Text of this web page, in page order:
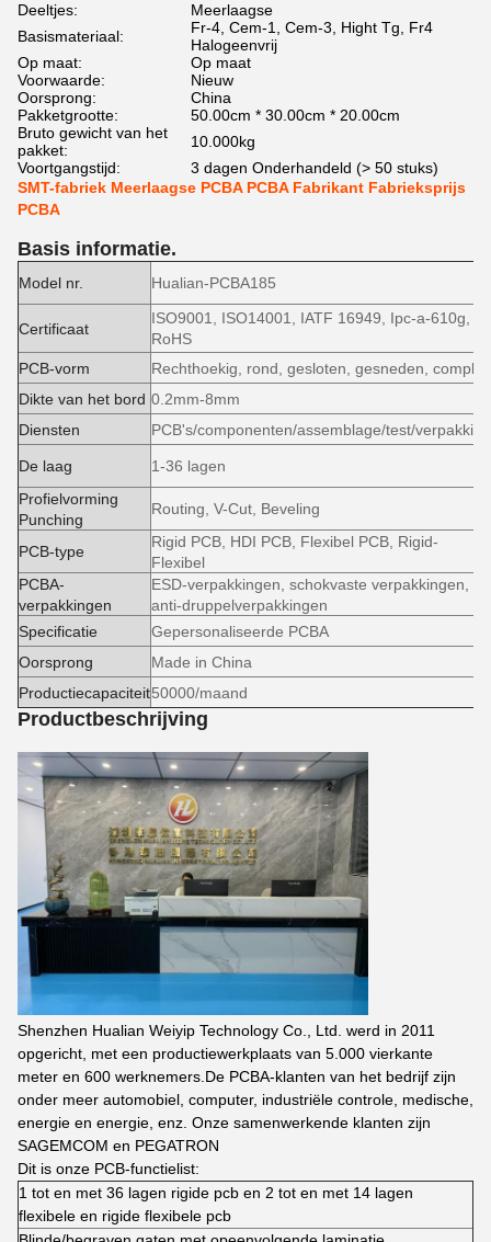
Deeltjes:
Meerlaagse
Basismateriaal:
Fr-4, Cem-1, Cem-3, Hight Tg, Fr4
Halogeenvrij
Op maat:
Op maat
Voorwaarde:
Nieuw
Oorsprong:
China
Pakketgrootte:
50.00cm * 30.00cm * 20.00cm
Bruto gewicht van het
pakket:
10.000kg
Voortgangstijd:
3 dagen Onderhandeld (> 50 stuks)
SMT-fabriek Meerlaagse PCBA PCBA Fabrikant Fabrieksprijs
PCBA
Basis informatie.
Model nr. Hualian-PCBA185
Certificaat
ISO9001, ISO14001, IATF 16949, Ipc-a-610g,
RoHS
PCB-vorm
Rechthoekig, rond, gesloten, gesneden, complex
Dikte van het bord 0.2mm-8mm
Diensten
PCB's/componenten/assemblage/test/verpakking
De laag
1-36 lagen
Profielvorming
Punching
Routing, V-Cut, Beveling
PCB-type
Rigid PCB, HDI PCB, Flexibel PCB, Rigid-
Flexibel
PCBA-
verpakkingen
ESD-verpakkingen, schokvaste verpakkingen,
anti-druppelverpakkingen
Specificatie
Gepersonaliseerde PCBA
Oorsprong
Made in China
Productiecapaciteit50000/maand
Productbeschrijving
Shenzhen Hualian Weiyip Technology Co., Ltd. werd in 2011
opgericht, met een productiewerkplaats van 5.000 vierkante
meter en 600 werknemers.De PCBA-klanten van het bedrijf zijn
onder meer automobiel, computer, industriële controle, medische,
energie en energie, enz. Onze samenwerkende klanten zijn
SAGEMCOM en PEGATRON
Dit is onze PCB-functielist:
1 tot en met 36 lagen rigide pcb en 2 tot en met 14 lagen
flexibele en rigide flexibele pcb